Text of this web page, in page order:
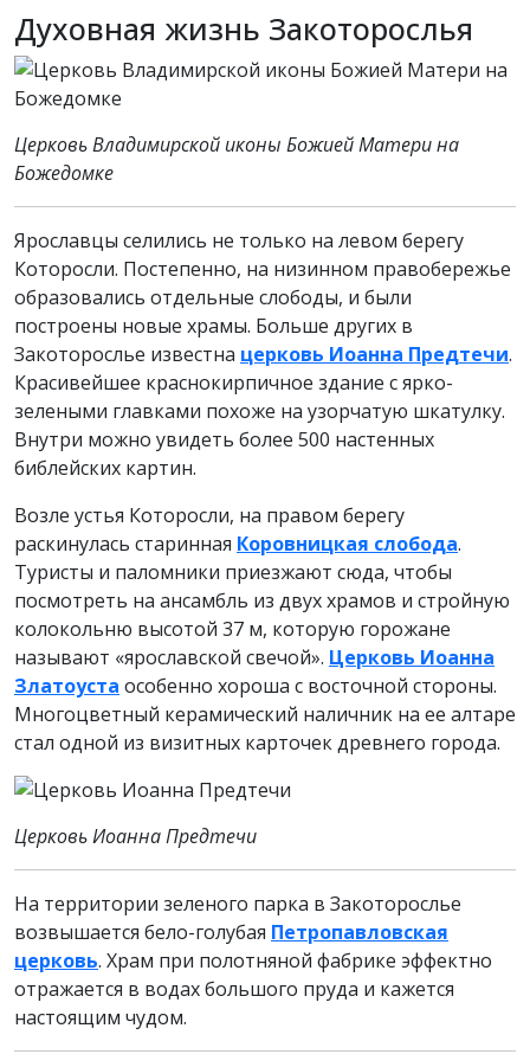
Духовная жизнь Закоторослья
Церковь Владимирской иконы Божией Матери на
Божедомке
Ярославцы селились не только на левом берегу
Которосли. Постепенно, на низинном правобережье
образовались отдельные слободы, и были
построены новые храмы. Больше других в
Закоторослье известна церковь Иоанна Предтечи.
Красивейшее краснокирпичное здание с ярко-
зелеными главками похоже на узорчатую шкатулку.
Внутри можно увидеть более 500 настенных
библейских картин.
Возле устья Которосли, на правом берегу
раскинулась старинная Коровницкая слобода.
Туристы и паломники приезжают сюда, чтобы
посмотреть на ансамбль из двух храмов и стройную
колокольню высотой 37 м, которую горожане
называют «ярославской свечой». Церковь Иоанна
Златоуста особенно хороша с восточной стороны.
Многоцветный керамический наличник на ее алтаре
стал одной из визитных карточек древнего города.
Церковь Иоанна Предтечи
На территории зеленого парка в Закоторослье
возвышается бело-голубая Петропавловская
церковь. Храм при полотняной фабрике эффектно
отражается в водах большого пруда и кажется
настоящим чудом.